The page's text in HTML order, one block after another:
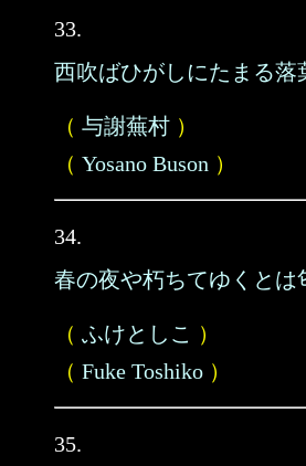
33.
西吹ばひがしにたまる落
（ 与謝蕪村 ）
（ Yosano Buson ）
34.
春の夜や朽ちてゆくとは
（ ふけとしこ ）
（ Fuke Toshiko ）
35.